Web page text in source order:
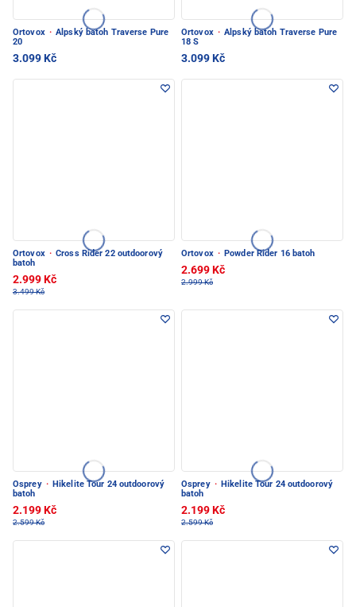
Ortovox · Alpský batoh Traverse Pure
20
3.099 Kč
Ortovox · Alpský batoh Traverse Pure
18 S
3.099 Kč
Ortovox · Cross Rider 22 outdoorový
batoh
2.999 Kč
3.499 Kč
Ortovox · Powder Rider 16 batoh
2.699 Kč
2.999 Kč
Osprey · Hikelite Tour 24 outdoorový
batoh
2.199 Kč
2.599 Kč
Osprey · Hikelite Tour 24 outdoorový
batoh
2.199 Kč
2.599 Kč